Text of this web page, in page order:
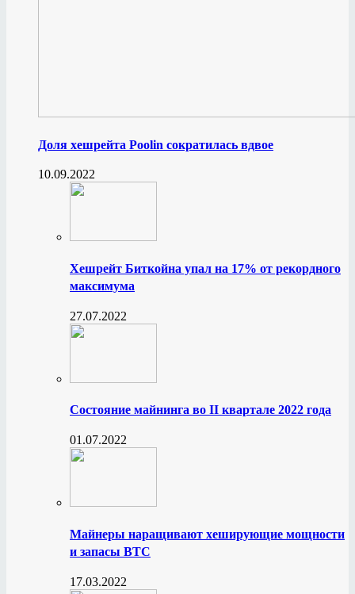
Доля хешрейта Poolin сократилась вдвое
10.09.2022
Хешрейт Биткойна упал на 17% от рекордного
максимума
27.07.2022
Состояние майнинга во II квартале 2022 года
01.07.2022
Майнеры наращивают хеширующие мощности
и запасы BTC
17.03.2022